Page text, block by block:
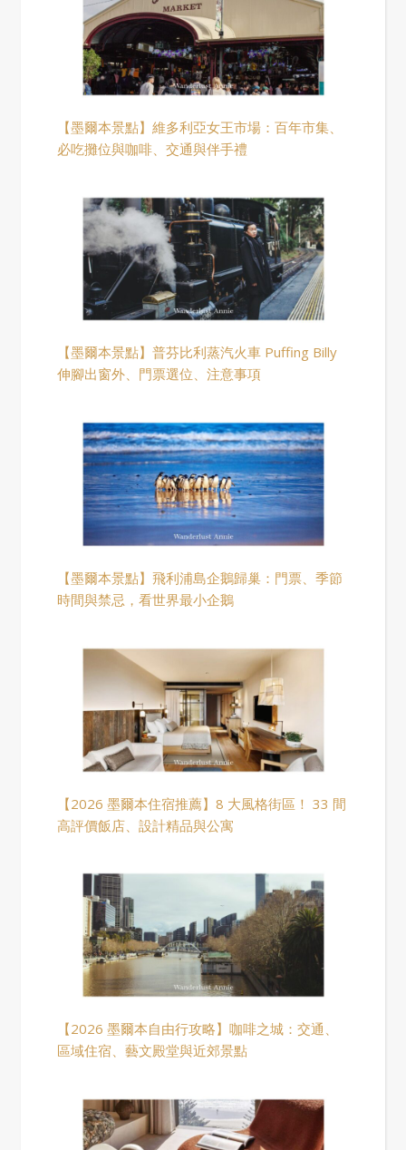
【墨爾本景點】維多利亞女王市場：百年市集、
必吃攤位與咖啡、交通與伴手禮
【墨爾本景點】普芬比利蒸汽火車 Puffing Billy
伸腳出窗外、門票選位、注意事項
【墨爾本景點】飛利浦島企鵝歸巢：門票、季節
時間與禁忌，看世界最小企鵝
【2026 墨爾本住宿推薦】8 大風格街區！ 33 間
高評價飯店、設計精品與公寓
【2026 墨爾本自由行攻略】咖啡之城：交通、
區域住宿、藝文殿堂與近郊景點